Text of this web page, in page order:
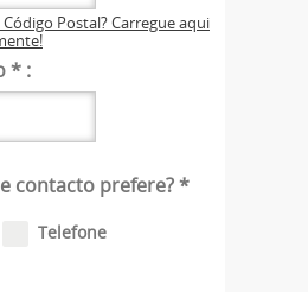
Postal? Carregue aqui
* :
contacto prefere? *
Telefone